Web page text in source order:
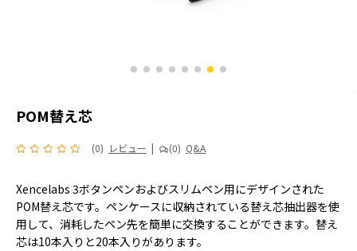
POM替え芯
(0) レビュー | (0) Q&A
Xencelabs 3ボタンペンおよびスリムペン用にデザインされた
POM替え芯です。ペンケースに収納されている替え芯抽出器を使
用して、消耗したペン先を簡単に交換することができます。替え
芯は10本入りと20本入りがあります。